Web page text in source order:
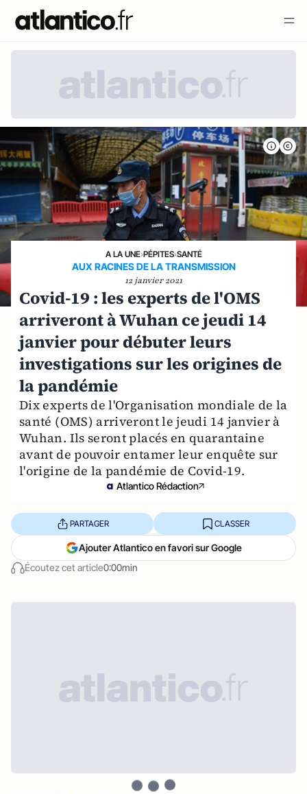
A LA UNE›PÉPITES›SANTÉ
AUX RACINES DE LA TRANSMISSION
12 janvier 2021
Covid-19 : les experts de l'OMS
arriveront à Wuhan ce jeudi 14
janvier pour débuter leurs
investigations sur les origines de
la pandémie
Dix experts de l'Organisation mondiale de la
santé (OMS) arriveront le jeudi 14 janvier à
Wuhan. Ils seront placés en quarantaine
avant de pouvoir entamer leur enquête sur
l'origine de la pandémie de Covid-19.
Atlantico Rédaction
Écoutez cet article0:00min
PARTAGER CLASSER
Ajouter Atlantico en favori sur Google